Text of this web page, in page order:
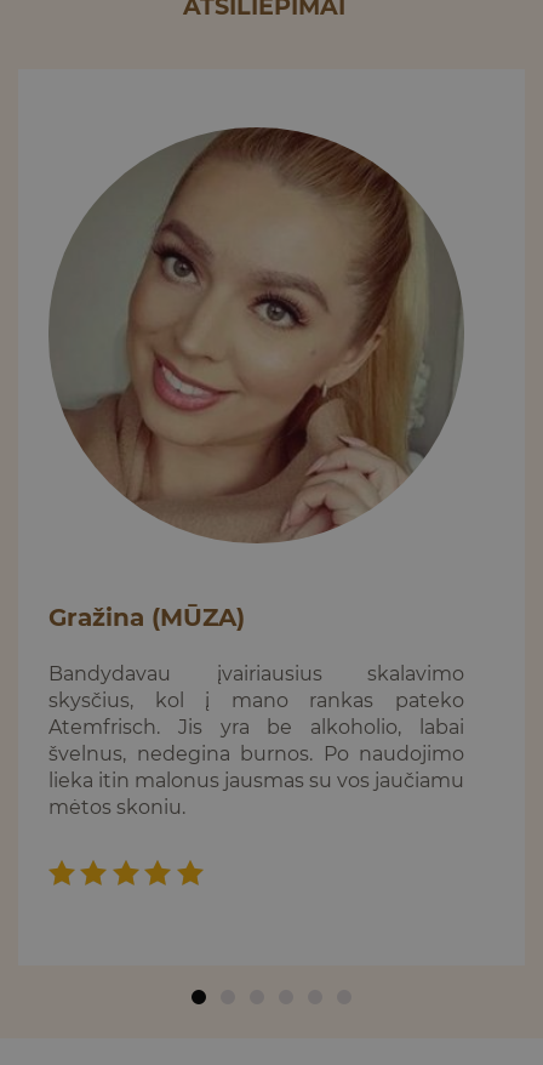
ATSILIEPIMAI
Gražina (MŪZA)
Bandydavau įvairiausius skalavimo
skysčius, kol į mano rankas pateko
Atemfrisch. Jis yra be alkoholio, labai
švelnus, nedegina burnos. Po naudojimo
lieka itin malonus jausmas su vos jaučiamu
mėtos skoniu.